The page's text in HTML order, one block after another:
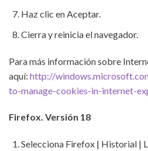
Haz clic en Aceptar.
Cierra y reinicia el navegador.
Para más información sobre
aquí: http://
to-manage-cookies-in-internet-
Firefox. Versión 18
Selecciona Firefox | Historial |